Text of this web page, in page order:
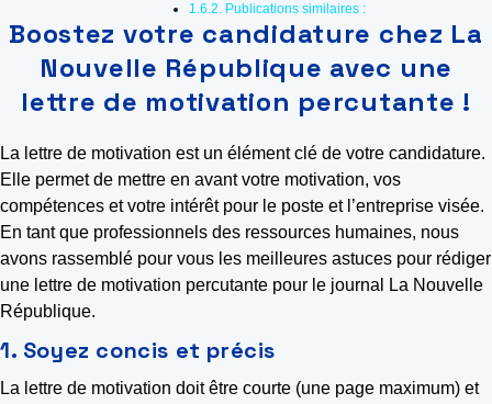
Publications similaires :
Boostez votre candidature chez La
Nouvelle République avec une
lettre de motivation percutante !
La lettre de motivation est un élément clé de votre candidature.
Elle permet de mettre en avant votre motivation, vos
compétences et votre intérêt pour le poste et l’entreprise visée.
En tant que professionnels des ressources humaines, nous
avons rassemblé pour vous les meilleures astuces pour rédiger
une lettre de motivation percutante pour le journal La Nouvelle
République.
1. Soyez concis et précis
La lettre de motivation doit être courte (une page maximum) et